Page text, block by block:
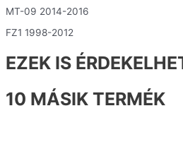
MT-09 2014-2016
FZ1 1998-2012
EZEK IS
10 MÁSIK TERMÉK